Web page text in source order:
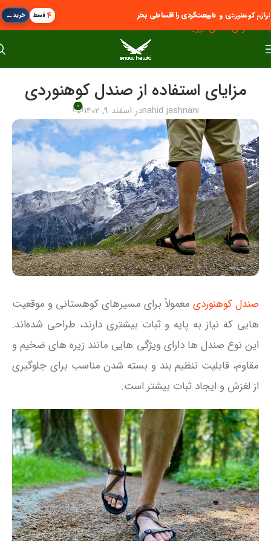
پرش به پیمایش
به محتوای اصلی بروید
لوازم کوهنوردی و طبیعت‌گردی را اقساطی بخر ۴قسط خرید←
مزایای استفاده از صندل کوهنوردی
nahid jashnaniدر اسفند 9, 1402 0
صندل کوهنوردی معمولاً برای مسیرهای کوهستانی و موقعیت‌
هایی که نیاز به پایه و ثبات بیشتری دارند، طراحی شده‌اند.
این نوع صندل‌ ها دارای ویژگی‌ هایی مانند زیره‌ های ضخیم و
مقاوم، قابلیت تنظیم بند و بسته شدن مناسب برای جلوگیری
از لغزش و ایجاد ثبات بیشتر است.